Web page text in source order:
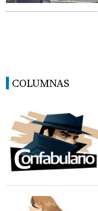
COLUMNAS